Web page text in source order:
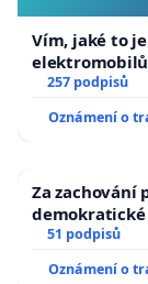
Vím, jaké to
zaveďme
257 podpisů
Oznámení o
Za zachování
demokratické
51 podpisů
Oznámení o